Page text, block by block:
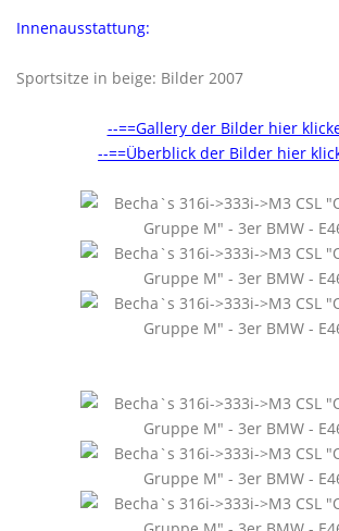
Innenausstattung:
Sportsitze in beige: Bilder 2007
--==Gallery der Bilder hier
--==Überblick der Bilder hier